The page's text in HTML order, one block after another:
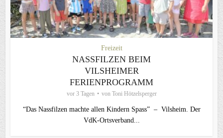
Freizeit
NASSFILZEN BEIM
VILSHEIMER
FERIENPROGRAMM
vor 3 Tagen von Toni Hötzelsperger
“Das Nassfilzen machte allen Kindern Spass” – Vilsheim. Der
VdK-Ortsverband...